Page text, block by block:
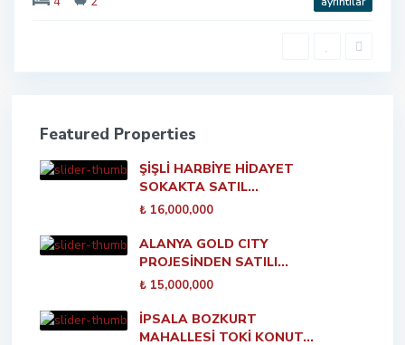
Featured Properties
ŞİŞLİ HARBİYE HİDAYET
SOKAKTA SATIL...
₺ 16,000,000
ALANYA GOLD CITY
PROJESİNDEN SATILI...
₺ 15,000,000
İPSALA BOZKURT
MAHALLESİ TOKİ KONUT...